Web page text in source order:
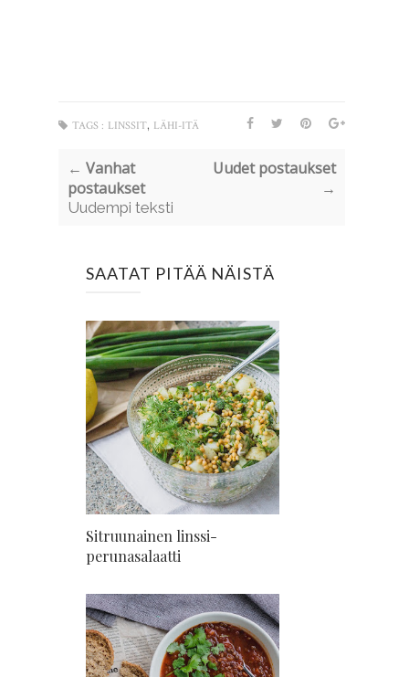
TAGS : LINSSIT, LÄHI-ITÄ
← Vanhat
postaukset
Uudempi teksti
Uudet postaukset
→
SAATAT PITÄÄ NÄISTÄ
Sitruunainen linssi-
perunasalaatti